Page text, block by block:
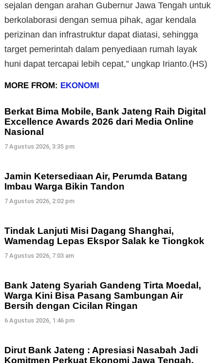
sejalan dengan arahan Gubernur Jawa Tengah untuk
berkolaborasi dengan semua pihak, agar kendala
perizinan dan infrastruktur dapat diatasi, sehingga
target pemerintah dalam penyediaan rumah layak
huni dapat tercapai lebih cepat,” ungkap Irianto.(HS)
MORE FROM: EKONOMI
Berkat Bima Mobile, Bank Jateng Raih Digital
Excellence Awards 2026 dari Media Online
Nasional
7 Agustus 2026, 3:35 pm
Jamin Ketersediaan Air, Perumda Batang
Imbau Warga Bikin Tandon
7 Agustus 2026, 2:02 pm
Tindak Lanjuti Misi Dagang Shanghai,
Wamendag Lepas Ekspor Salak ke Tiongkok
7 Agustus 2026, 7:03 am
Bank Jateng Syariah Gandeng Tirta Moedal,
Warga Kini Bisa Pasang Sambungan Air
Bersih dengan Cicilan Ringan
6 Agustus 2026, 1:46 pm
Dirut Bank Jateng : Apresiasi Nasabah Jadi
Komitmen Perkuat Ekonomi Jawa Tengah,